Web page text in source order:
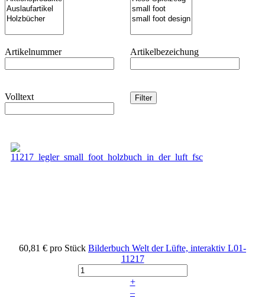
Artikelnummer Artikelbezeichung
Volltext
60,81 € pro Stück Bilderbuch Welt der Lüfte, interaktiv L01-
11217
+
–